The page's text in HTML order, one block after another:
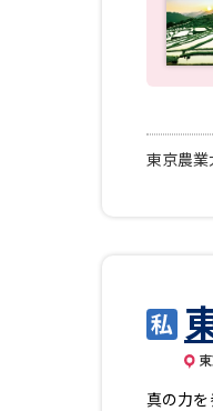
東京農業
真の力